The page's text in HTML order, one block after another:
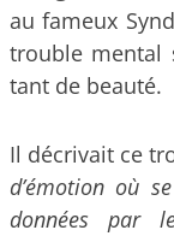
au fameux
trouble mental
tant de beauté.
Il décrivait ce
d’émotion où
données par